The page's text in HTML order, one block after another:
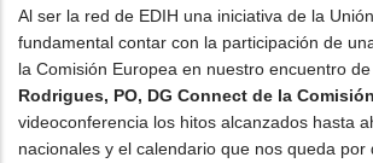
Al ser la red de EDIH una iniciativa de la
fundamental contar con la participación de
la Comisión Europea en nuestro encuentro de
Rodrigues, PO, DG Connect de la Comisión
videoconferencia los hitos alcanzados hasta
nacionales y el calendario que nos queda por